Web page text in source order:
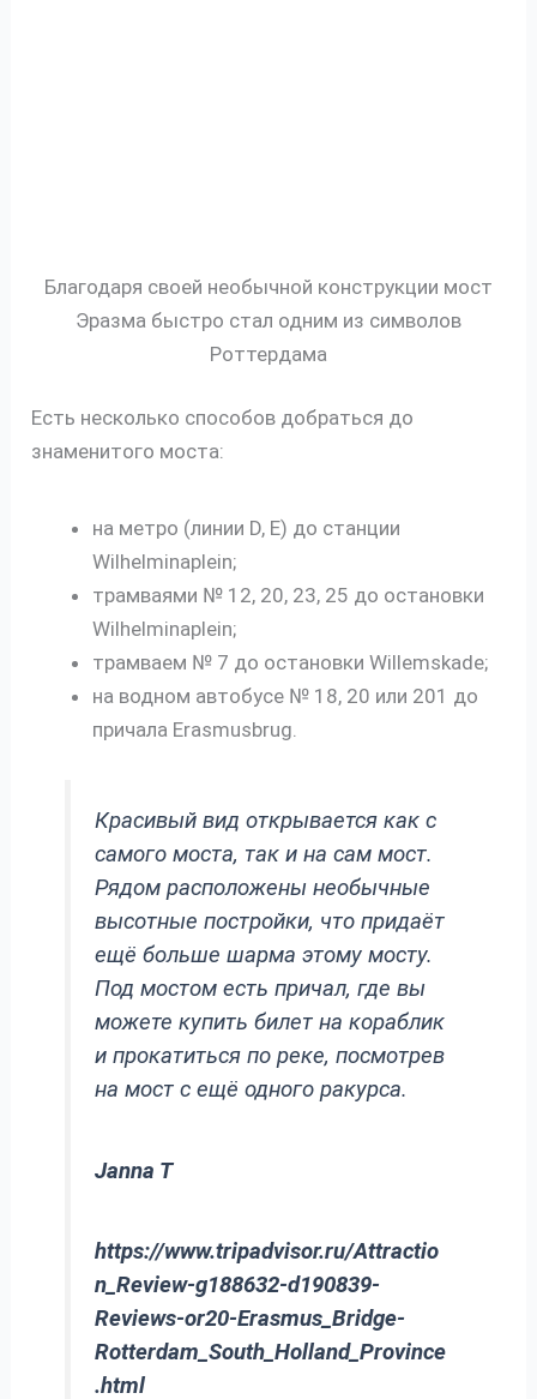
Благодаря своей необычной конструкции мост
Эразма быстро стал одним из символов
Роттердама
Есть несколько способов добраться до
знаменитого моста:
на метро (линии D, E) до станции
Wilhelminaplein;
трамваями № 12, 20, 23, 25 до остановки
Wilhelminaplein;
трамваем № 7 до остановки Willemskade;
на водном автобусе № 18, 20 или 201 до
причала Erasmusbrug.
Красивый вид открывается как с
самого моста, так и на сам мост.
Рядом расположены необычные
высотные постройки, что придаёт
ещё больше шарма этому мосту.
Под мостом есть причал, где вы
можете купить билет на кораблик
и прокатиться по реке, посмотрев
на мост с ещё одного ракурса.
Janna T
https://www.tripadvisor.ru/Attractio
n_Review-g188632-d190839-
Reviews-or20-Erasmus_Bridge-
Rotterdam_South_Holland_Province
.html